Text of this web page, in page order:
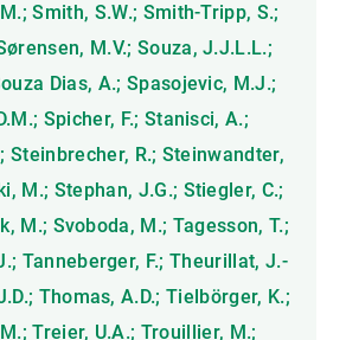
Smith, S.W.; Smith-Tripp, S.;
M.V.; Souza, J.J.L.L.;
Dias, A.; Spasojevic, M.J.;
Spicher, F.; Stanisci, A.;
Steinbrecher, R.; Steinwandter,
M.; Stephan, J.G.; Stiegler, C.;
M.; Svoboda, M.; Tagesson, T.;
Tanneberger, F.; Theurillat, J.-
Thomas, A.D.; Tielbörger, K.;
Treier, U.A.; Trouillier, M.;